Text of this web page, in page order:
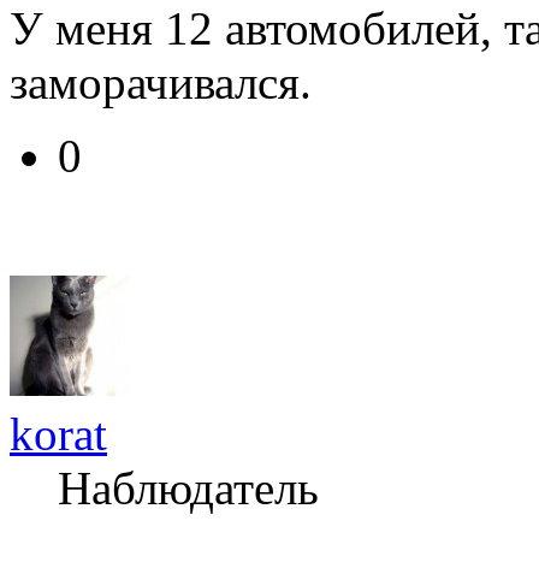
У меня 12 автомобилей,
заморачивался.
0
korat
Наблюдатель